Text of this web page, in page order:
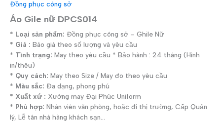
Đồng phục công sở
Áo Gile nữ DPCS014
* Loại sản phẩm: Đồng phục công sở – Ghile Nữ
* Giá : Báo giá theo số lượng và yêu cầu
* Tình trạng: May theo yêu cầu * Bảo hành : 24 tháng (Hình
in/thêu)
* Quy cách: May theo Size / May đo theo yêu cầu
* Màu sắc: Đa dạng, phong phú
* Xuất xứ : Xưởng may Đại Phúc Uniform
* Phù hợp: Nhân viên văn phòng, hoặc đi thị trường, Cấp Quản
lý, Lễ tân nhà hàng khách sạn…